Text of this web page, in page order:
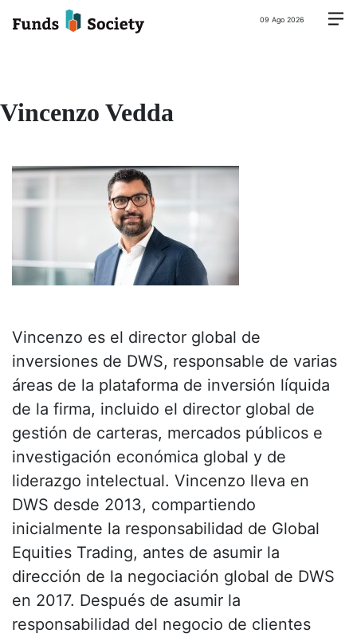
09 Ago 2026
Vincenzo Vedda
Vincenzo es el director global de
inversiones de DWS, responsable de varias
áreas de la plataforma de inversión líquida
de la firma, incluido el director global de
gestión de carteras, mercados públicos e
investigación económica global y de
liderazgo intelectual. Vincenzo lleva en
DWS desde 2013, compartiendo
inicialmente la responsabilidad de Global
Equities Trading, antes de asumir la
dirección de la negociación global de DWS
en 2017. Después de asumir la
responsabilidad del negocio de clientes